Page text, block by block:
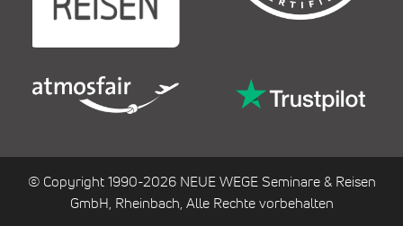
© Copyright 1990-2026 NEUE WEGE Seminare & Reisen
GmbH, Rheinbach, Alle Rechte vorbehalten